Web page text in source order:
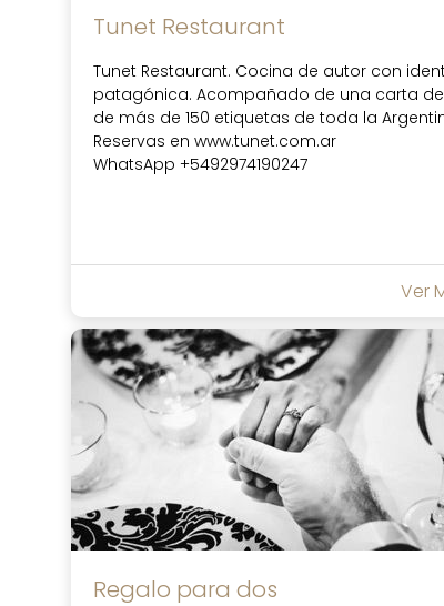
Tunet Restaurant
Tunet Restaurant. Cocina de autor con
patagónica. Acompañado de una carta
de más de 150 etiquetas de toda la
Reservas en www.tunet.com.ar
WhatsApp +5492974190247
Ver
Regalo para dos